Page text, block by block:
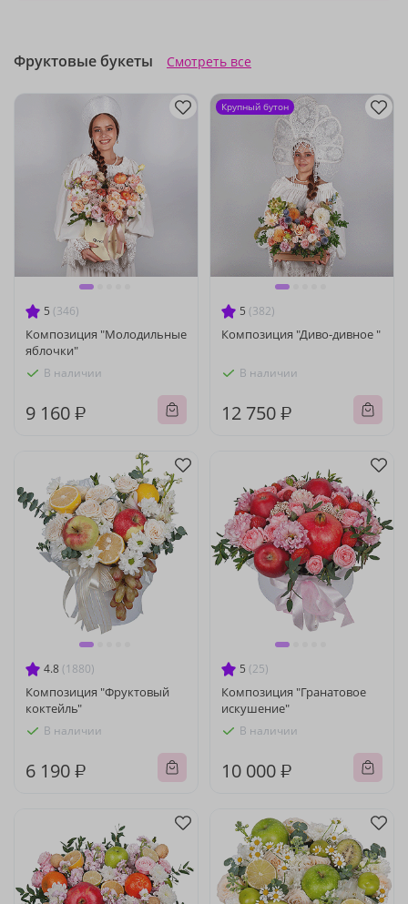
Фруктовые букеты Смотреть все
5 (346)
Композиция "Молодильные
яблочки"
В наличии
9 160 ₽
5 (382)
Композиция "Диво-дивное "
В наличии
12 750 ₽
Крупный бутон
4.8 (1880)
Композиция "Фруктовый
коктейль"
В наличии
6 190 ₽
5 (25)
Композиция "Гранатовое
искушение"
В наличии
10 000 ₽